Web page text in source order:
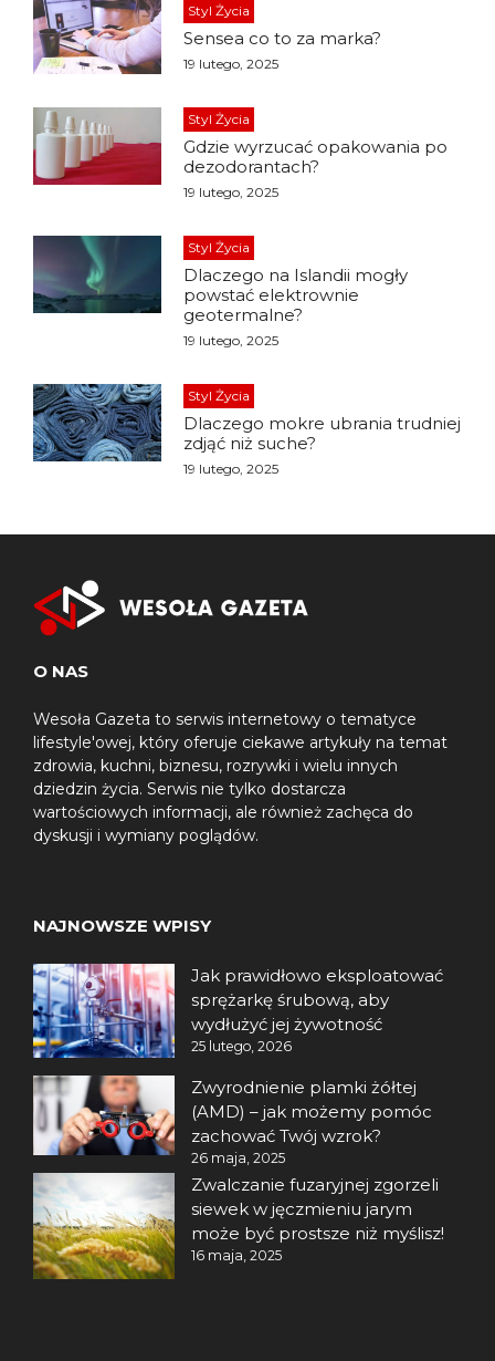
Styl Życia
Sensea co to za marka?
19 lutego, 2025
Styl Życia
Gdzie wyrzucać opakowania po
dezodorantach?
19 lutego, 2025
Styl Życia
Dlaczego na Islandii mogły
powstać elektrownie
geotermalne?
19 lutego, 2025
Styl Życia
Dlaczego mokre ubrania trudniej
zdjąć niż suche?
19 lutego, 2025
O NAS
Wesoła Gazeta to serwis internetowy o tematyce
lifestyle'owej, który oferuje ciekawe artykuły na temat
zdrowia, kuchni, biznesu, rozrywki i wielu innych
dziedzin życia. Serwis nie tylko dostarcza
wartościowych informacji, ale również zachęca do
dyskusji i wymiany poglądów.
NAJNOWSZE WPISY
Jak prawidłowo eksploatować
sprężarkę śrubową, aby
wydłużyć jej żywotność
25 lutego, 2026
Zwyrodnienie plamki żółtej
(AMD) – jak możemy pomóc
zachować Twój wzrok?
26 maja, 2025
Zwalczanie fuzaryjnej zgorzeli
siewek w jęczmieniu jarym
może być prostsze niż myślisz!
16 maja, 2025